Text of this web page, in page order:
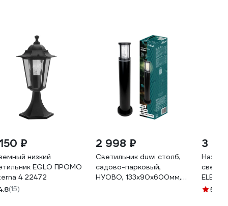
₽
низкий
EGLO ПРОМО
4 22472
(15)
2 998 ₽
Светильник duwi столб,
садово-парковый,
НУОВО, 133х90х600мм,
3
5